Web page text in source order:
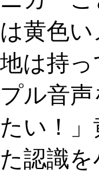
は黄色
地は持
プル音
たい！
た認識